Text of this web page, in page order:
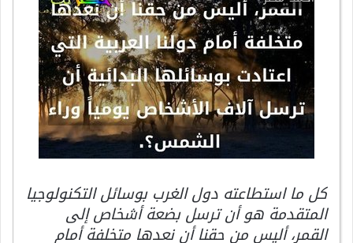
كل ما استطاعته دول الغرب بوسائل التكنولوجيا
المتقدمة هو أن ترسل بضعة أشخاص إلى
القمر، أليس من حقنا أن نعدها متخلفة أمام